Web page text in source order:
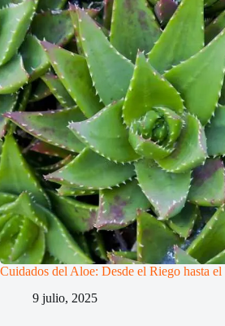
Cuidados del Aloe: Desde el Riego hasta el
9 julio, 2025